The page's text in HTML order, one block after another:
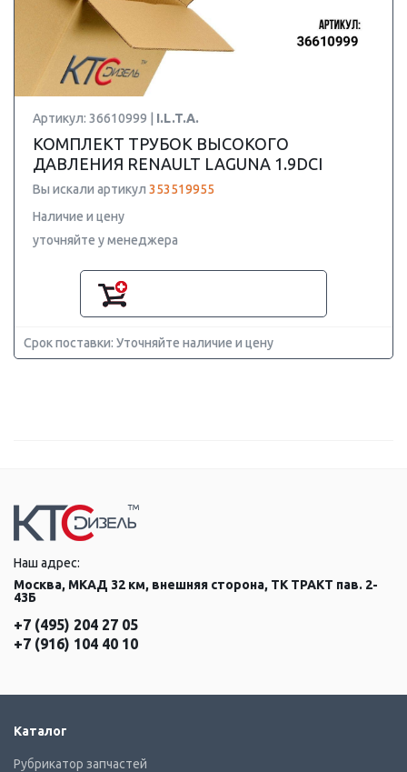
Артикул: 36610999 | I.L.T.A.
КОМПЛЕКТ ТРУБОК ВЫСОКОГО
ДАВЛЕНИЯ RENAULT LAGUNA 1.9DCI
Вы искали артикул 353519955
Наличие и цену
уточняйте у менеджера
Срок поставки: Уточняйте наличие и цену
Наш адрес:
Москва, МКАД 32 км, внешняя сторона, ТК ТРАКТ пав. 2-
43Б
+7 (495) 204 27 05
+7 (916) 104 40 10
Каталог
Рубрикатор запчастей